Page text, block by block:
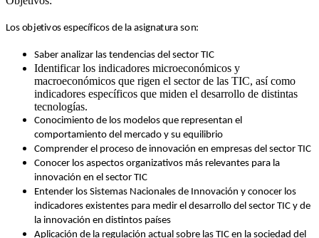
Los objetivosespecíficos de la asignatura son:
Saber analizar las tendencias del sector TIC
Identificar los indicadores microeconómicos y
macroeconómicos que rigen el sector de las TIC, así como
indicadores específicos que miden el desarrollo de distintas
tecnologías.
Conocimiento de los modelos que representan el
comportamiento del mercado y su equilibrio
Comprender el proceso de innovación en empresas del sector TIC
Conocer los aspectos organizativos más relevantes para la
innovación en el sector TIC
Entender los Sistemas Nacionales de Innovación y conocer los
indicadores existentes para medir el desarrollo del sector TIC y de
la innovación en distintos países
Aplicación de la regulación actual sobre las TIC en la sociedad del